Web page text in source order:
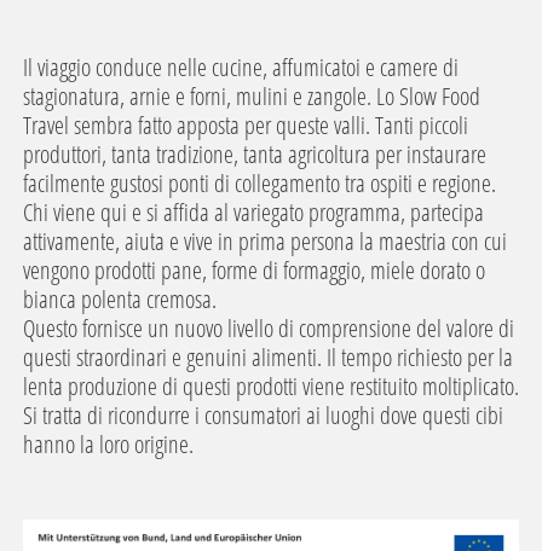
Il viaggio conduce nelle cucine, affumicatoi e camere di
stagionatura, arnie e forni, mulini e zangole. Lo Slow Food
Travel sembra fatto apposta per queste valli. Tanti piccoli
produttori, tanta tradizione, tanta agricoltura per instaurare
facilmente gustosi ponti di collegamento tra ospiti e regione.
Chi viene qui e si affida al variegato programma, partecipa
attivamente, aiuta e vive in prima persona la maestria con cui
vengono prodotti pane, forme di formaggio, miele dorato o
bianca polenta cremosa.
Questo fornisce un nuovo livello di comprensione del valore di
questi straordinari e genuini alimenti. Il tempo richiesto per la
lenta produzione di questi prodotti viene restituito moltiplicato.
Si tratta di ricondurre i consumatori ai luoghi dove questi cibi
hanno la loro origine.